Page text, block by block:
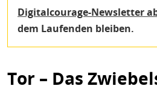
Digitalcourage-Newsletter
dem Laufenden bleiben.
Tor – Das